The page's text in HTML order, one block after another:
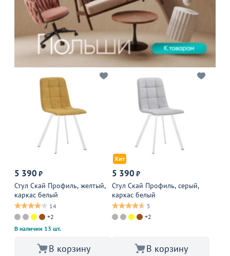
5 390 ₽
Стул Скай Профиль, желтый,
каркас белый
14
+2
В наличии 13 шт.
В корзину
Хит
5 390 ₽
Стул Скай Профиль, серый,
каркас белый
5
+2
В корзину